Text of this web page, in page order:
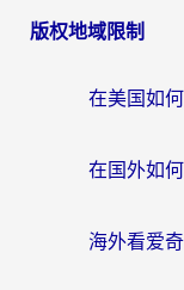
版权地域限制